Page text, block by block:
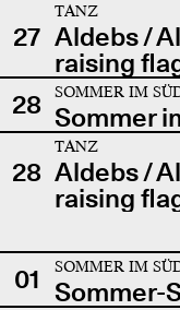
27
TANZ
Aldebs /
raising
28
SOMMER IM
Sommer
28
TANZ
Aldebs /
raising
01 SOMMER IM
Sommer-